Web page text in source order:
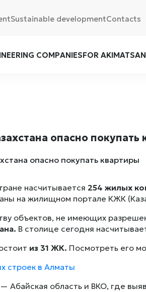
Sustainable developmentContacts
COMPANIESFOR AKIMATS
опасно покупать
насчитывается 254 жилых
на жилищном портале КЖК
объектов, не имеющих
В столице сегодня
из 31 ЖК. Посмотреть его
строек в Алматы
Абайская область и ВКО, где